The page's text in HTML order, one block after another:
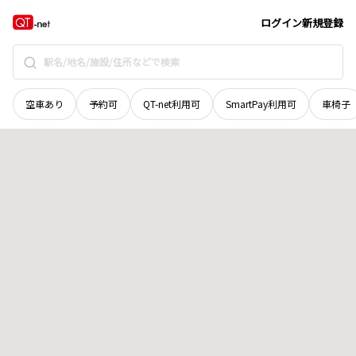
ログイン新規登録
空車あり 予約可 QT-net利用可 SmartPay利用可 車椅子
宮城県